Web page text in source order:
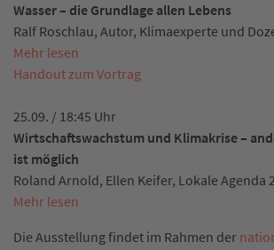
Wasser – die Grundlage allen Lebens
Ralf Roschlau, Autor, Klimaexperte und
Mehr lesen
Handout zum Vortrag
25.09. / 18:45 Uhr
Wirtschaftswachstum und Klimakrise –
ist möglich
Roland Arnold, Ellen Keifer, Lokale Agenda
Mehr lesen
Die Ausstellung findet im Rahmen der